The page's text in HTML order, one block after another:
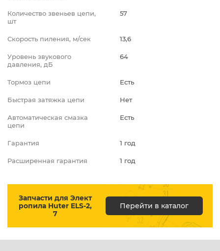
Количество звеньев цепи,
шт
57
Скорость пиления, м/сек 13,6
Уровень звукового
давления, дБ
64
Тормоз цепи Есть
Быстрая затяжка цепи Нет
Автоматическая смазка
цепи
Есть
Гарантия 1 год
Расширенная гарантия 1 год
Запчасти для Элект
ропила Huter ELS-2,
7
Перейти в каталог